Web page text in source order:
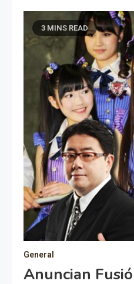
3 MINS READ
General
Anuncian